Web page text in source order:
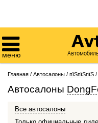

меню
Главная / Автосалоны / пїЅпїЅпїЅ /
Автосалоны
Все автосалоны